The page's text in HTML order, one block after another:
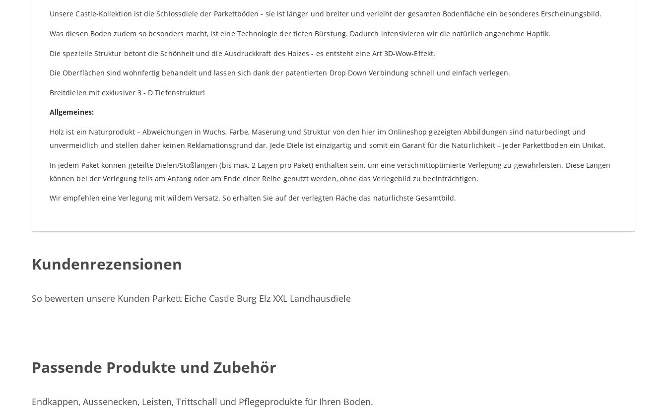
Unsere Castle-Kollektion ist die Schlossdiele der Parkettböden - sie ist länger und breiter und verleiht der gesamten Bodenfläche ein besonderes Erscheinungsbild.
Was diesen Boden zudem so besonders macht, ist eine Technologie der tiefen Bürstung. Dadurch intensivieren wir die natürlich angenehme Haptik.
Die spezielle Struktur betont die Schönheit und die Ausdruckkraft des Holzes - es entsteht eine Art 3D-Wow-Effekt.
Die Oberflächen sind wohnfertig behandelt und lassen sich dank der patentierten Drop Down Verbindung schnell und einfach verlegen.
Breitdielen mit exklusiver 3 - D Tiefenstruktur!
Allgemeines:
Holz ist ein Naturprodukt – Abweichungen in Wuchs, Farbe, Maserung und Struktur von den hier im Onlineshop gezeigten Abbildungen sind naturbedingt und
unvermeidlich und stellen daher keinen Reklamationsgrund dar. Jede Diele ist einzigartig und somit ein Garant für die Natürlichkeit – jeder Parkettboden ein Unikat.
In jedem Paket können geteilte Dielen/Stoßlängen (bis max. 2 Lagen pro Paket) enthalten sein, um eine verschnittoptimierte Verlegung zu gewährleisten. Diese Längen
können bei der Verlegung teils am Anfang oder am Ende einer Reihe genutzt werden, ohne das Verlegebild zu beeinträchtigen.
Wir empfehlen eine Verlegung mit wildem Versatz. So erhalten Sie auf der verlegten Fläche das natürlichste Gesamtbild.
Kundenrezensionen
So bewerten unsere Kunden Parkett Eiche Castle Burg Elz XXL Landhausdiele
Passende Produkte und Zubehör
Endkappen, Aussenecken, Leisten, Trittschall und Pflegeprodukte für Ihren Boden.